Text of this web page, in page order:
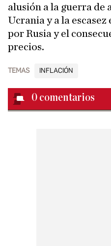
alusión a la guerra de
Ucrania y a la
por Rusia y el
precios.
TEMAS INFLACIÓN
0 comentarios